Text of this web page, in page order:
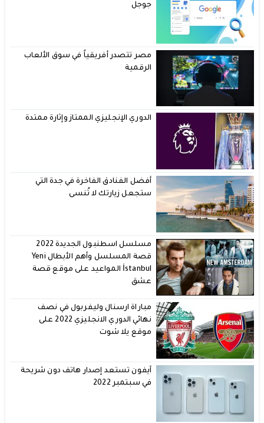
جوجل
مصر تتصدر أفريقياً في سوق الألعاب
الرقمية
الدوري الإنجليزي الممتاز وإثارة ممتدة
أفضل الفنادق الفاخرة في جدة التي
ستجعل زيارتك لا تُنسى
مسلسل اسطنبول الجديدة 2022
قصة المسلسل وأهم الأبطال Yeni
İstanbul المواعيد على موقع قصة
عشق
مباراة ارسنال وليفربول في نصف
نهائي الدوري الانجليزي 2022 على
موقع يلا شوت
آيفون تستعد إصدار هاتف دون شريحة
في سبتمبر 2022